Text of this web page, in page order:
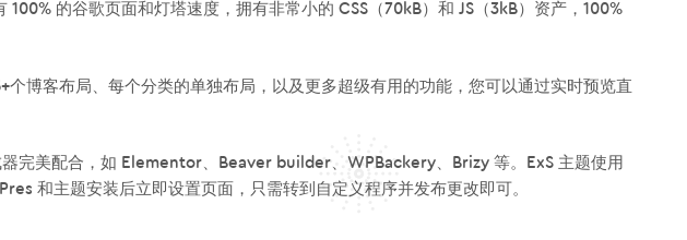
100% 的谷歌页面和灯塔速度，拥有非常小的 CSS（70kB）和 JS（3kB）资产，100%
个博客布局、每个分类的单独布局，以及更多超级有用的功能，您可以通过实时预览直
完美配合，如 Elementor、Beaver builder、WPBackery、Brizy 等。ExS 主题使用
和主题安装后立即设置页面，只需转到自定义程序并发布更改即可。